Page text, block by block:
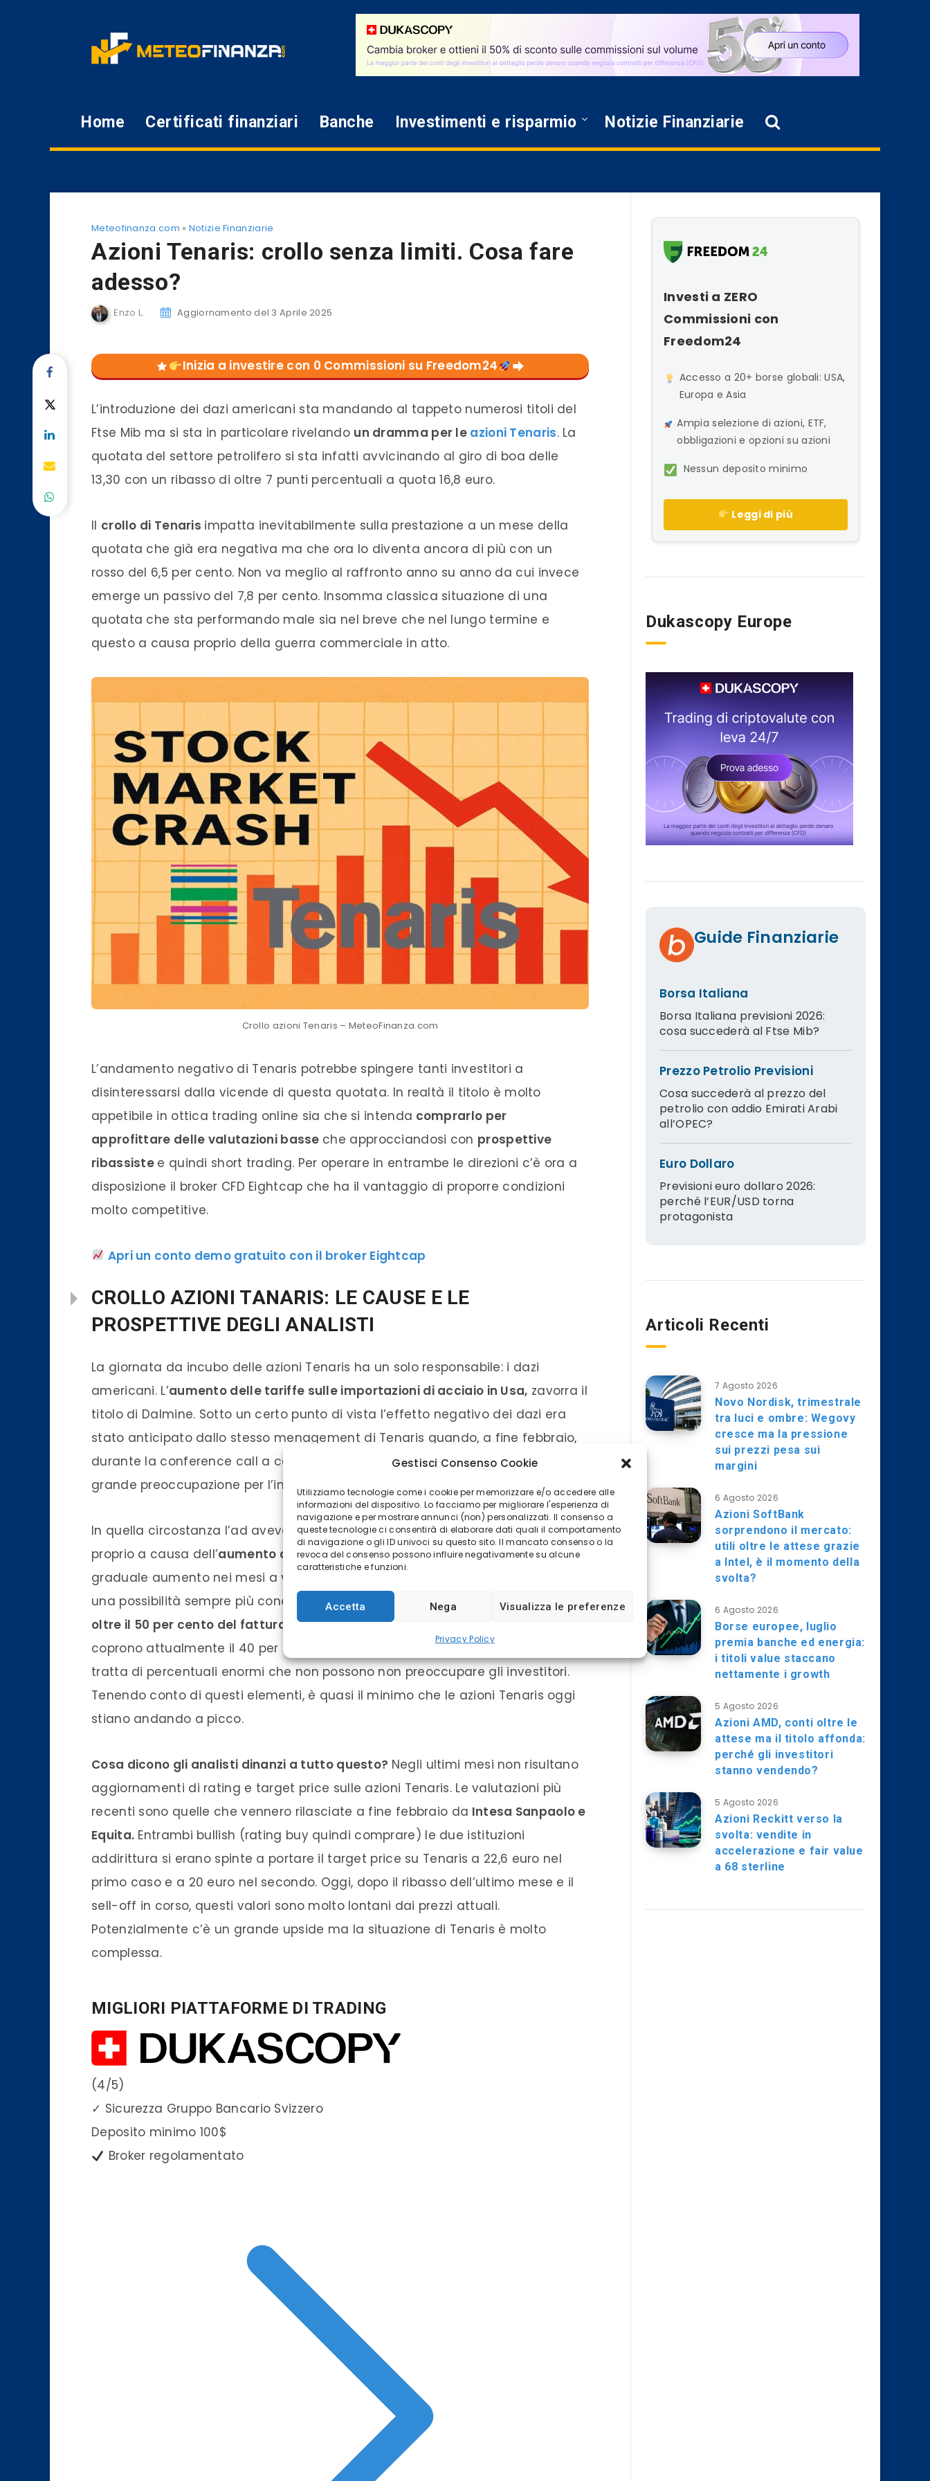
Gestisci Consenso Cookie
Utilizziamo tecnologie come i cookie per memorizzare e/o accedere alle
informazioni del dispositivo. Lo facciamo per migliorare l'esperienza di
navigazione e per mostrare annunci (non) personalizzati. Il consenso a
queste tecnologie ci consentirà di elaborare dati quali il comportamento
di navigazione o gli ID univoci su questo sito. Il mancato consenso o la
revoca del consenso possono influire negativamente su alcune
caratteristiche e funzioni.
Accetta Nega Visualizza le preferenze
Privacy Policy
Home Certificati finanziari Banche Investimenti e risparmio Notizie Finanziarie
Meteofinanza.com » Notizie Finanziarie
Azioni Tenaris: crollo senza limiti. Cosa fare
adesso?
Enzo L. Aggiornamento del 3 Aprile 2025
Inizia a investire con 0 Commissioni su Freedom24
L’introduzione dei dazi americani sta mandando al tappeto numerosi titoli del
Ftse Mib ma si sta in particolare rivelando un dramma per le azioni Tenaris. La
quotata del settore petrolifero si sta infatti avvicinando al giro di boa delle
13,30 con un ribasso di oltre 7 punti percentuali a quota 16,8 euro.
Il crollo di Tenaris impatta inevitabilmente sulla prestazione a un mese della
quotata che già era negativa ma che ora lo diventa ancora di più con un
rosso del 6,5 per cento. Non va meglio al raffronto anno su anno da cui invece
emerge un passivo del 7,8 per cento. Insomma classica situazione di una
quotata che sta performando male sia nel breve che nel lungo termine e
questo a causa proprio della guerra commerciale in atto.
Crollo azioni Tenaris – MeteoFinanza.com
L’andamento negativo di Tenaris potrebbe spingere tanti investitori a
disinteressarsi dalla vicende di questa quotata. In realtà il titolo è molto
appetibile in ottica trading online sia che si intenda comprarlo per
approfittare delle valutazioni basse che approcciandosi con prospettive
ribassiste e quindi short trading. Per operare in entrambe le direzioni c’è ora a
disposizione il broker CFD Eightcap che ha il vantaggio di proporre condizioni
molto competitive.
Apri un conto demo gratuito con il broker Eightcap
CROLLO AZIONI TANARIS: LE CAUSE E LE
PROSPETTIVE DEGLI ANALISTI
La giornata da incubo delle azioni Tenaris ha un solo responsabile: i dazi
americani. L’aumento delle tariffe sulle importazioni di acciaio in Usa, zavorra il
titolo di Dalmine. Sotto un certo punto di vista l’effetto negativo dei dazi era
stato anticipato dallo stesso menagement di Tenaris quando, a fine febbraio,
durante la conference call a commento dei conti 2024, era stata espressa
grande preoccupazione per l’impatto dei dazi.
In quella circostanza l’ad aveva detto chiaramente che i prezzi negli Usa,
proprio a causa dell’aumento delle tariffe, avrebbero potuto subire un
graduale aumento nei mesi a venire. Oggi con i dazi attivi, tutto questo diventa
una possibilità sempre più concreta. Il punto è che
il Nord America rappresenta
oltre il 50 per cento del fatturato di Tenaris, mentre le importazioni di tubi
coprono attualmente il 40 per cento della domanda di tubi OCTG in USA. Si
tratta di percentuali enormi che non possono non preoccupare gli investitori.
Tenendo conto di questi elementi, è quasi il minimo che le azioni Tenaris oggi
stiano andando a picco.
Cosa dicono gli analisti dinanzi a tutto questo? Negli ultimi mesi non risultano
aggiornamenti di rating e target price sulle azioni Tenaris. Le valutazioni più
recenti sono quelle che vennero rilasciate a fine febbraio da Intesa Sanpaolo e
Equita. Entrambi bullish (rating buy quindi comprare) le due istituzioni
addirittura si erano spinte a portare il target price su Tenaris a 22,6 euro nel
primo caso e a 20 euro nel secondo. Oggi, dopo il ribasso dell’ultimo mese e il
sell-off in corso, questi valori sono molto lontani dai prezzi attuali.
Potenzialmente c’è un grande upside ma la situazione di Tenaris è molto
complessa.
MIGLIORI PIATTAFORME DI TRADING
(4/5)
✓ Sicurezza Gruppo Bancario Svizzero
Deposito minimo 100$
Broker regolamentato
Investi a ZERO
Commissioni con
Freedom24
Accesso a 20+ borse globali: USA,
Europa e Asia
Ampia selezione di azioni, ETF,
obbligazioni e opzioni su azioni
Nessun deposito minimo
Leggi di più
Dukascopy Europe
Guide Finanziarie
Borsa Italiana
Borsa Italiana previsioni 2026:
cosa succederà al Ftse Mib?
Prezzo Petrolio Previsioni
Cosa succederà al prezzo del
petrolio con addio Emirati Arabi
all’OPEC?
Euro Dollaro
Previsioni euro dollaro 2026:
perché l’EUR/USD torna
protagonista
Articoli Recenti
7 Agosto 2026
Novo Nordisk, trimestrale
tra luci e ombre: Wegovy
cresce ma la pressione
sui prezzi pesa sui
margini
6 Agosto 2026
Azioni SoftBank
sorprendono il mercato:
utili oltre le attese grazie
a Intel, è il momento della
svolta?
6 Agosto 2026
Borse europee, luglio
premia banche ed energia:
i titoli value staccano
nettamente i growth
5 Agosto 2026
Azioni AMD, conti oltre le
attese ma il titolo affonda:
perché gli investitori
stanno vendendo?
5 Agosto 2026
Azioni Reckitt verso la
svolta: vendite in
accelerazione e fair value
a 68 sterline